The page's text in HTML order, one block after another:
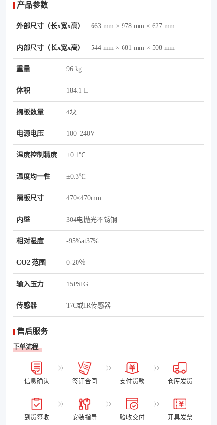
产品参数
外部尺寸（长x宽x高） 663 mm × 978 mm × 627 mm
内部尺寸（长x宽x高） 544 mm × 681 mm × 508 mm
重量 96 kg
体积 184.1 L
搁板数量 4块
电源电压 100–240V
温度控制精度 ±0.1℃
温度均一性 ±0.3℃
隔板尺寸 470×470mm
内壁 304电抛光不锈钢
相对湿度 -95%at37%
CO2 范围 0-20％
输入压力 15PSIG
传感器 T/C或IR传感器
售后服务
下单流程
信息确认 签订合同 支付货款 仓库发货
到货签收 安装指导 验收交付 开具发票